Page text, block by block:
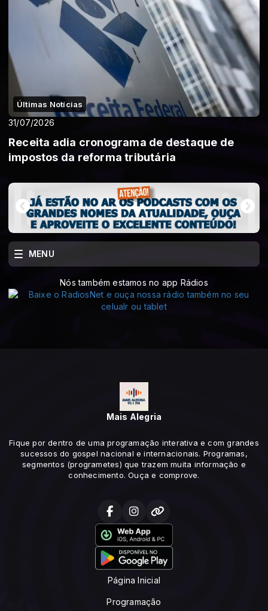
Últimas Notícias
31/07/2026
Receita adia cronograma de destaque de
impostos da reforma tributária
MENU
Nós também estamos no app Rádios
Mais Alegria
Fique por dentro de uma programação interativa e com grandes
sucessos do gospel nacional e internacionais. Programas,
segmentos (programetes) que trazem muita informação e
conhecimento. Ouça e comprove.
Página Inicial
Programação